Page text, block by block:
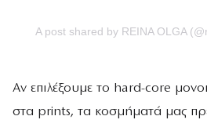
A post shared by REINA OLGA
Αν επιλέξουμε το hard-core
στα prints, τα κοσμήματά μας